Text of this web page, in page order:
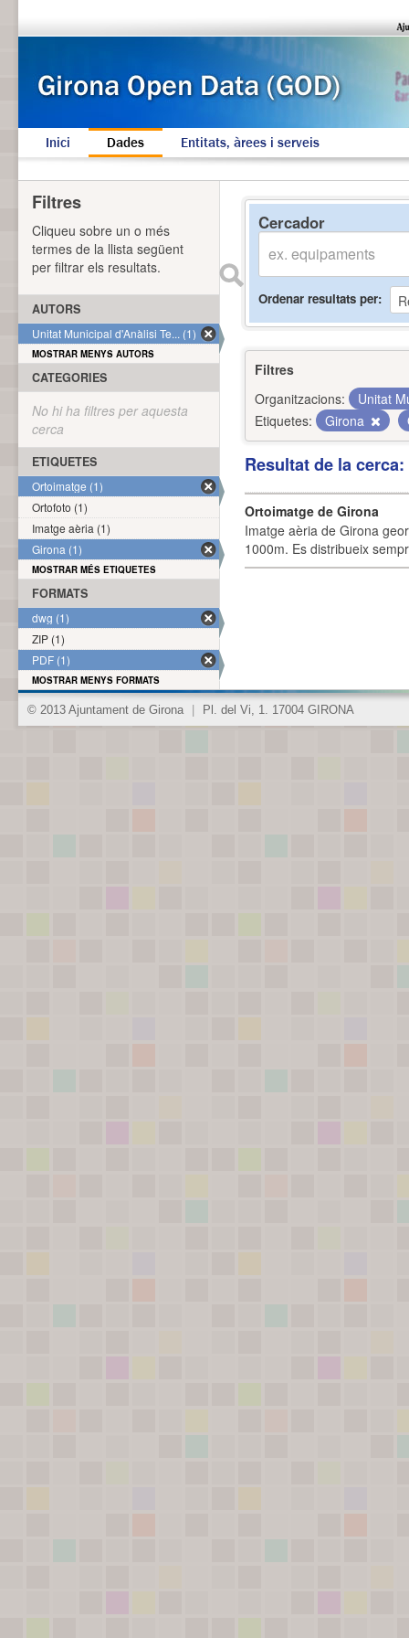
Inici Dades Entitats, àrees i serveis
Cercador
Ordenar resultats per
Filtres
Organitzacions:
Unitat
Etiquetes:
Girona
Resultat de la
Ortoimatge de Girona
Imatge aèria de Girona
1000m. Es distribueix
Filtres
Cliqueu sobre un o més
termes de la llista següent
per filtrar els resultats.
AUTORS
Unitat Municipal d'Anàlisi Te... (1)
MOSTRAR MENYS AUTORS
CATEGORIES
No hi ha filtres per aquesta
cerca
ETIQUETES
Ortoimatge (1)
Ortofoto (1)
Imatge aèria (1)
Girona (1)
MOSTRAR MÉS ETIQUETES
FORMATS
dwg (1)
ZIP (1)
PDF (1)
MOSTRAR MENYS FORMATS
© 2013 Ajuntament de Girona Pl. del Vi, 1. 17004 GIRONA